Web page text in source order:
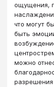
ощущения,
что могут
быть
можно
разрешения